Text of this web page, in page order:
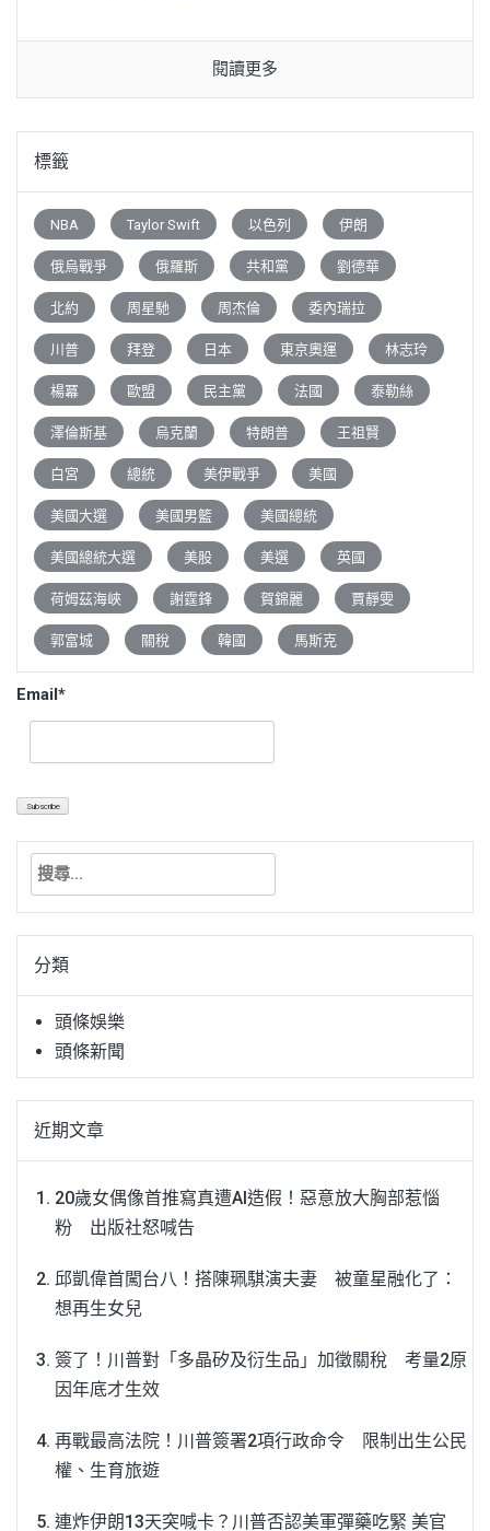
閱讀更多
標籤
NBA Taylor Swift 以色列 伊朗
俄烏戰爭 俄羅斯 共和黨 劉德華
北約 周星馳 周杰倫 委內瑞拉
川普 拜登 日本 東京奧運 林志玲
楊冪 歐盟 民主黨 法國 泰勒絲
澤倫斯基 烏克蘭 特朗普 王祖賢
白宮 總統 美伊戰爭 美國
美國大選 美國男籃 美國總統
美國總統大選 美股 美選 英國
荷姆茲海峽 謝霆鋒 賀錦麗 賈靜雯
郭富城 關稅 韓國 馬斯克
Email*
搜
關
字:分類
頭條娛樂
頭條新聞
近期文章
20歲女偶像首推寫真遭AI造假！惡意放大胸部惹惱
粉 出版社怒喊告
邱凱偉首闖台八！搭陳珮騏演夫妻 被童星融化了：
想再生女兒
簽了！川普對「多晶矽及衍生品」加徵關稅 考量2原
因年底才生效
再戰最高法院！川普簽署2項行政命令 限制出生公民
權、生育旅遊
連炸伊朗13天突喊卡？川普否認美軍彈藥吃緊 美官